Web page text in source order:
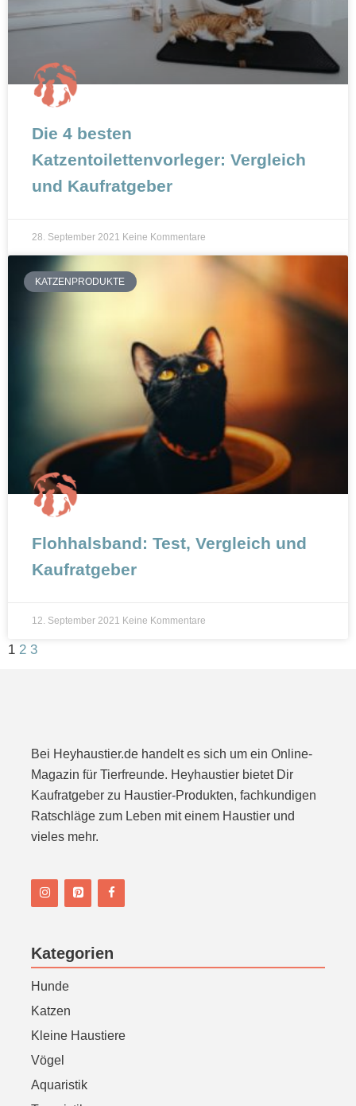
Die 4 besten
Katzentoilettenvorleger: Vergleich
und Kaufratgeber
28. September 2021 Keine Kommentare
KATZENPRODUKTE
Flohhalsband: Test, Vergleich und
Kaufratgeber
12. September 2021 Keine Kommentare
1 2 3
Bei Heyhaustier.de handelt es sich um ein Online-
Magazin für Tierfreunde. Heyhaustier bietet Dir
Kaufratgeber zu Haustier-Produkten, fachkundigen
Ratschläge zum Leben mit einem Haustier und
vieles mehr.
Kategorien
Hunde
Katzen
Kleine Haustiere
Vögel
Aquaristik